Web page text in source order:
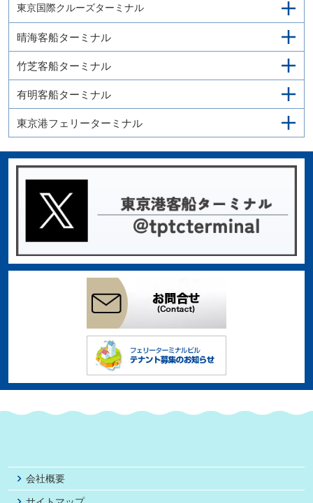
東京国際クルーズターミナル
晴海客船ターミナル
竹芝客船ターミナル
有明客船ターミナル
東京港フェリーターミナル
会社概要